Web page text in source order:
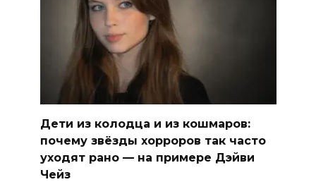
Дети из колодца и из кошмаров:
почему звёзды хорроров так часто
уходят рано — на примере Дэйви
Чейз